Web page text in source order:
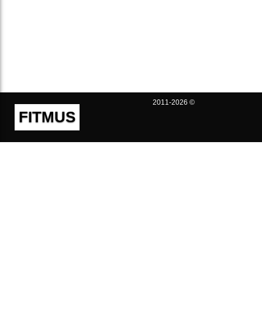
FITMUS
2011-2026 ©